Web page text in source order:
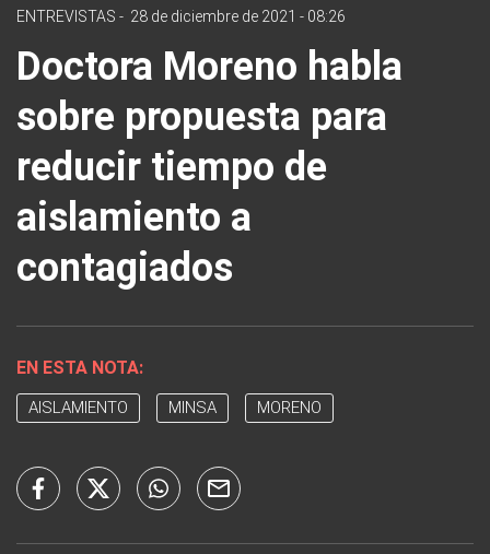
ENTREVISTAS - 28 de diciembre de 2021 - 08:26
Doctora Moreno habla
sobre propuesta para
reducir tiempo de
aislamiento a
contagiados
EN ESTA NOTA:
AISLAMIENTO MINSA MORENO